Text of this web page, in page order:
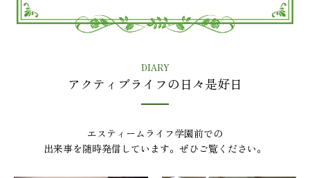
DIARY
アクティブライフの日々是好日
エスティームライフ学園前での
出来事を随時発信しています。ぜひご覧ください。